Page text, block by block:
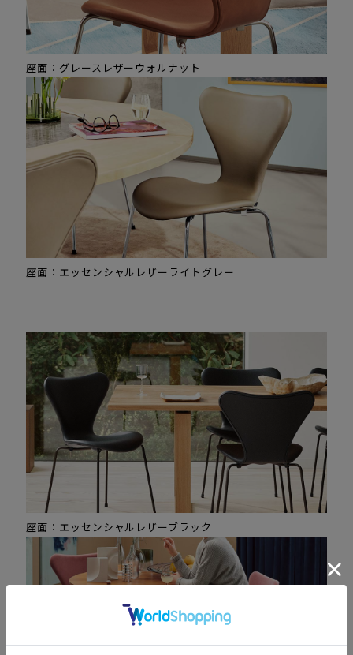
座面：グレースレザーウォルナット
座面：エッセンシャルレザーライトグレー
座面：エッセンシャルレザーブラック